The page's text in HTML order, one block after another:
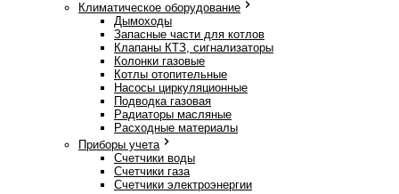
Климатическое оборудование
Дымоходы
Запасные части для котлов
Клапаны КТЗ, сигнализаторы
Колонки газовые
Котлы отопительные
Насосы циркуляционные
Подводка газовая
Радиаторы масляные
Расходные материалы
Приборы учета
Счетчики воды
Счетчики газа
Счетчики электроэнергии